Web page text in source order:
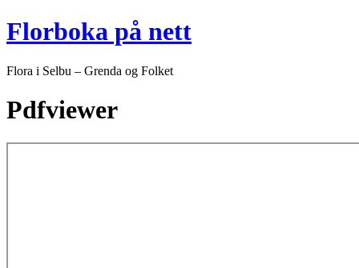
Skip
to
Florboka på nett
Flora i Selbu – Grenda og Folket
Pdfviewer